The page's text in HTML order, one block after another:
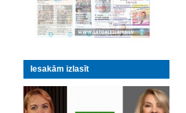
Iesakām izlasīt